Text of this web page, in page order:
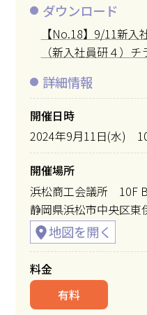
ダウンロード
【No.18】9/11新入
（新入社員研４）チ
詳細情報
開催日時
2024年9月11日(水)
開催場所
浜松商工会議所 10F
静岡県浜松市中央区東
料金
有料